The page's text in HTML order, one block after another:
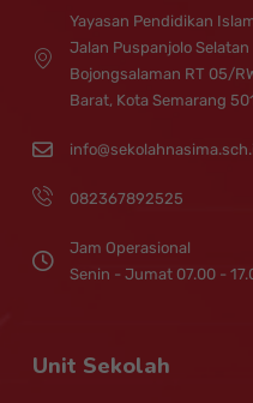
g
r
a
m
b
e
Yayasan Pendidikan
Jalan Puspanjolo
Bojongsalaman RT 05/
Barat, Kota Semarang
082367892525
Jam Operasional
Senin - Jumat 07.00 -
Unit Sekolah